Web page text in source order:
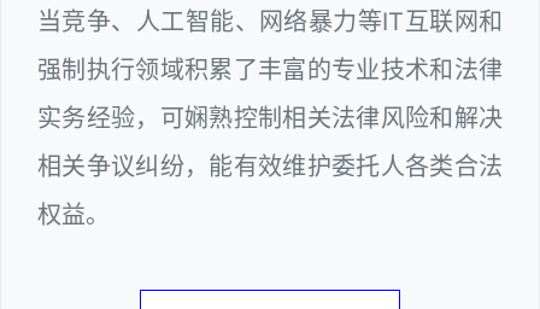
当竞争、人工智能、网络暴力等IT互联网和
强制执行领域积累了丰富的专业技术和法律
实务经验，可娴熟控制相关法律风险和解决
相关争议纠纷，能有效维护委托人各类合法
权益。